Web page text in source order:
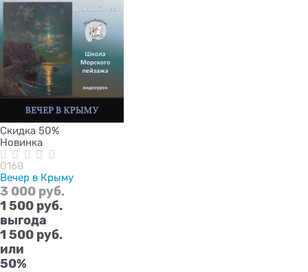
Скидка 50%
Новинка
0168
Вечер в Крыму
3 000 руб.
1 500 руб.
выгода
1 500 руб.
или
50%